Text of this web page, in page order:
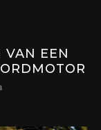
VAN EEN